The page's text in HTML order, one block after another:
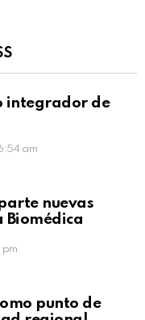
integrador de
am
nuevas
Biomédica
pm
punto de